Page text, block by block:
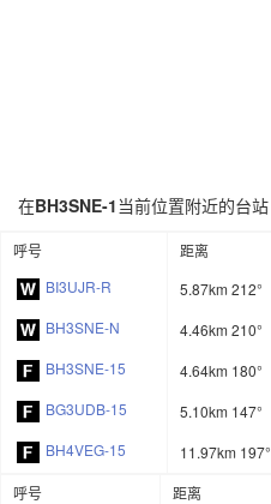
在BH3SNE-1 当前位置附近的台站
呼号 距离
BI3UJR-R
5.87km 212°
BH3SNE-N
4.46km 210°
BH3SNE-15
4.64km 180°
BG3UDB-15
5.10km 147°
BH4VEG-15
11.97km 197°
呼号
距离